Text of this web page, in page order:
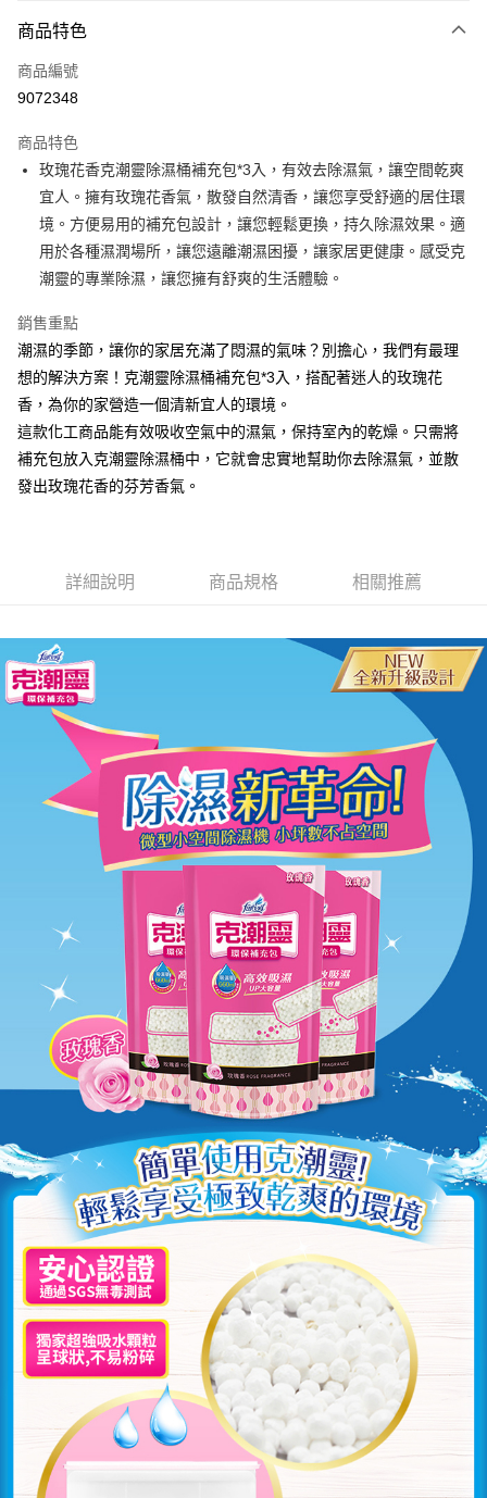
LINE Pay
Apple Pay
悠遊付
Google Pay
AFTEE先享後付
相關說明
【關於「AFTEE先享後付」】
便利好安心！
１．簡單：不需註冊會員、不需綁卡、不需儲值。
２．便利：只要手機號碼，簡訊認證，即可結帳。
３．安心：先確認商品／服務後，再付款。
【「AFTEE先享後付」結帳流程】
１．於結帳方式選擇「AFTEE先享後付」後，將跳轉至「AFTEE先享後付」
結帳頁面，進行簡訊認證並確認金額後，即可完成結帳。
２．訂單成立數日內，您將收到繳費通知簡訊。
３．收到繳費通知簡訊後14天內，點擊此簡訊中的連結，可透過四大超商／
後付繳納相關費用。
客戶支援中心」https://netprotections.freshdesk.com/support/home
【注意事項】
１．透過由恩沛科技股份有限公司提供之「AFTEE先享後付」服務完成之交
易，需依本服務之必要範圍內提供個人資料，並將交易相關給付款項請求債
權轉讓予恩沛科技股份有限公司。
２．關於個人資料處理事宜，請瀏覽以下網址：
https://aftee.tw/terms/#terms3
３．未成年的使用者請事先徵得法定代理人或監護人之同意方可使用
「AFTEE先享後付」，若未經同意申辦者引起之損失，本公司不負相關責
４．使用「AFTEE先享後付」時，將依據個別帳號之用戶狀況，依本公司即
時審查核予不同之上限額度；若仍有額度不足之情形，本公司將視審查結果
５．嚴禁一人註冊多個帳號或使用他人資訊註冊。若發現惡意使用之情形，
恩沛科技股份有限公司將有權停止該用戶之使用額度並採取法律行動。
運送方式
全家取貨付款
付款後全家取貨
每筆NT$60，滿NT$599(含以上)免運費
宅配
每筆NT$120，滿NT$899(含以上)免運費
商品特色
商品編號
9072348
商品特色
玫瑰花香克潮靈除濕桶補充包*3入，有效去除濕氣，讓空間乾爽
宜人。擁有玫瑰花香氣，散發自然清香，讓您享受舒適的居住環
境。方便易用的補充包設計，讓您輕鬆更換，持久除濕效果。適
用於各種濕潤場所，讓您遠離潮濕困擾，讓家居更健康。感受克
潮靈的專業除濕，讓您擁有舒爽的生活體驗。
銷售重點
潮濕的季節，讓你的家居充滿了悶濕的氣味？別擔心，我們有最理
想的解決方案！克潮靈除濕桶補充包*3入，搭配著迷人的玫瑰花
香，為你的家營造一個清新宜人的環境。
這款化工商品能有效吸收空氣中的濕氣，保持室內的乾燥。只需將
補充包放入克潮靈除濕桶中，它就會忠實地幫助你去除濕氣，並散
發出玫瑰花香的芬芳香氣。
詳細說明 商品規格 相關推薦